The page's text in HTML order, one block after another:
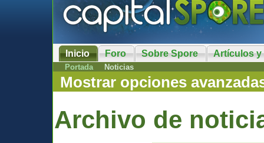
Inicio Foro Sobre Spore Artículos y
Portada Noticias
Mostrar opciones
Archivo de